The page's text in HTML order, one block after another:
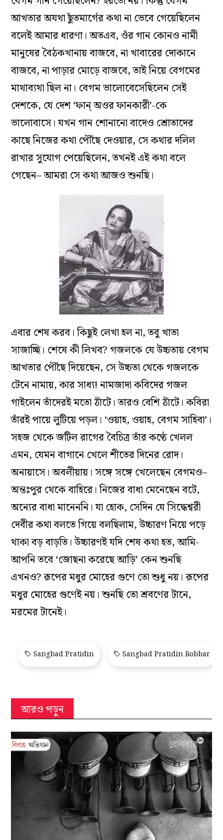
আখতার অযথা ছুঁতমার্গের কথা না ভেবে গেয়েছিলেন
বলেই আমার ধারণা। অতএব, ওঁর গান কোনও নামী
মানুষের বৈঠকখানায় বাজবে, না খাবারের দোকানে
বাজবে, না পাড়ার মোড়ে বাজবে, তাই নিয়ে বেগমের
মাথাব্যথা ছিল না। বেগম ভালোবেসেছিলেন সেই
দেশকে, যে দেশ ‘ফান্ অওর ফানকারী’-কে
ভালোবাসে। যখন গান শোনানো বাদেও শ্রোতাদের
কাছে নিজের কথা পৌঁছে দেওয়ার, সে কথার দলিল
রাখার সুযোগ পেয়েছিলেন, তখনই এই কথা বলে
গেছেন– আমরা সে কথা আজও শুনছি।
এবার শেষ করব। কিছুই লেখা হল না, তবু খাতা
সাজাচ্ছি। শেষে কী লিখব? গজলকে যে উচ্চতায় বেগম
আখতার পৌঁছে দিয়েছেন, সে উচ্চতা থেকে গজলকে
টেনে নামায়, কার সাধ্য! নামজাদা কবিদের গজল
গাইলেন তাঁদেরই মতো ঠাঁটে। তারও বেশি ঠাঁটে। কবিরা
তাঁরই পায়ে লুটিয়ে পড়ল। ‘ওয়াহ, ওয়াহ, বেগম সাহিবা’।
সহজ থেকে জটিল রাগের বৈচিত্র তাঁর কণ্ঠে খেলল
এমন, যেমন বাগানে খেলে শীতের দিনের রোদ।
অনায়াসে। অবলীয়ায়। সঙ্গে সঙ্গে খেলেছেন বেগমও–
অন্তঃপুর থেকে বাহিরে। নিজের বাধা মেনেছেন বটে,
অন্যের বাধা মানেননি। যা হোক, সেদিন যে সিদ্ধেশ্বরী
দেবীর কথা বলতে গিয়ে বলছিলাম, উচ্চারণ নিয়ে পড়ে
থাকা বড় বাড়তি। উচ্চারণই যদি শেষ কথা হত, আমি-
আপনি তবে ‘জোছনা করেছে আড়ি’ কেন শুনছি
এখনও? রূপের মধুর মোহের গুণে তো শুধু নয়। রূপের
মধুর মোহের গুণেই নয়। শুনছি তো শ্রবণের টানে,
মরমের টানেই।
Sangbad Pratidin Sangbad Pratidin Robbar
আরও পড়ুন